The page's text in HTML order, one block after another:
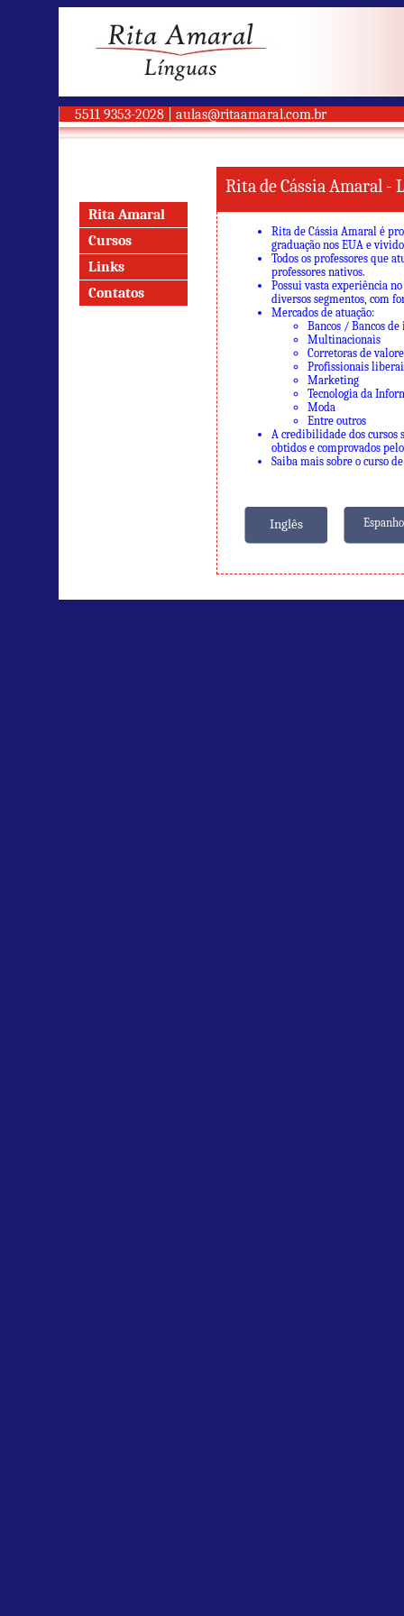
5511 9353-2028 | aulas@ritaamaral.com.br
Rita Amaral
Cursos
Links
Contatos
Rita de Cássia Amaral -
Rita de Cássia Amaral é
graduação nos EUA e
Todos os professores que
professores nativos.
Possui vasta experiência
diversos segmentos, com
Mercados de atuação:
Bancos / Bancos
Multinacionais
Corretoras de
Profissionais
Marketing
Tecnologia da
Moda
Entre outros
A credibilidade dos cursos
obtidos e comprovados
Saiba mais sobre o curso
Inglês